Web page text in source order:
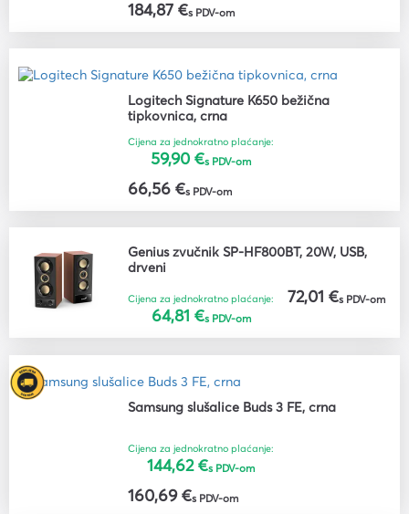
184,87 €s PDV-om
Logitech Signature K650 bežična
tipkovnica, crna
Cijena za jednokratno plaćanje:
59,90 €s PDV-om
66,56 €s PDV-om
Genius zvučnik SP-HF800BT, 20W, USB,
drveni
Cijena za jednokratno plaćanje:
64,81 €s PDV-om
72,01 €s PDV-om
Samsung slušalice Buds 3 FE, crna
Cijena za jednokratno plaćanje:
144,62 €s PDV-om
160,69 €s PDV-om